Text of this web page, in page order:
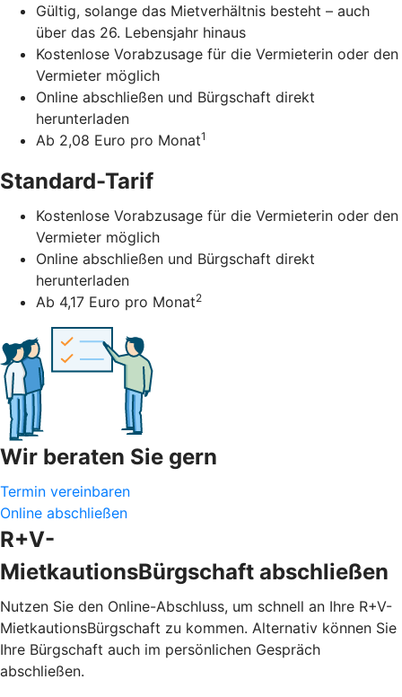
Gültig, solange das Mietverhältnis besteht – auch
über das 26. Lebensjahr hinaus
Kostenlose Vorabzusage für die Vermieterin oder den
Vermieter möglich
Online abschließen und Bürgschaft direkt
herunterladen
Ab 2,08 Euro pro Monat1
Standard-Tarif
Kostenlose Vorabzusage für die Vermieterin oder den
Vermieter möglich
Online abschließen und Bürgschaft direkt
herunterladen
Ab 4,17 Euro pro Monat2
Wir beraten Sie gern
Termin vereinbaren
Online abschließen
R+V-
MietkautionsBürgschaft abschließen
Nutzen Sie den Online-Abschluss, um schnell an Ihre R+V-
MietkautionsBürgschaft zu kommen. Alternativ können Sie
Ihre Bürgschaft auch im persönlichen Gespräch
abschließen.